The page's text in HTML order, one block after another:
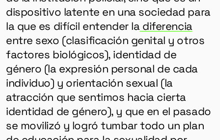
dispositivo latente en una sociedad para
la que es difícil entender ladiferencia
entre sexo (clasificación genital y otros
factores biológicos), identidad de
género (la expresión personal de cada
individuo) y orientación sexual (la
atracción que sentimos hacia cierta
identidad de género), y que en el pasado
se movilizó y logró tumbar todo un plan